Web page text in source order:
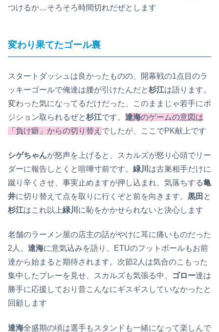
つけるか…そろそろ時間切れだぜとします
変わり果てたゴール裏
スタートダッシュは良かったものの、開幕戦の1点目のラ
ッキーゴールで俺達は腰が引けたんだと杉江は語ります。
変わった気になってるだけだった、このままじゃ若手にポ
ジション取られるぜと杉江です。 達海のゲームの意図は
「負け癖」からの切り替え でしたが、ここでPK献上です
シゲちゃんが怒声を上げると、スカルズが怒り心頭でリー
ダーに報告しとくと喧嘩寸前です。 緑川 は古巣相手だけに
蹴り辛くさせ、事実止めますが押し込まれ、気落ちする亀
井に切り替えて点を取りに行くぞと前を向きます。 黒田 と
杉江はこれ以上緑川 に恥をかかせられないと決心します
老舗のラーメン屋の店主の話がやけに耳に痛いものだった
2人、 達海に意気込みを語り、ETUのフットボールもお前
達から始まると期待されます。次節2人は気合のこもった
集中したプレーを見せ、スカルズも気張る中、
ゴロー達は
勝手に応援しており昔こんなにギスギスしていなかったと
回顧します
達海全盛期の頃は選手もスタンドも一緒になって楽しんで